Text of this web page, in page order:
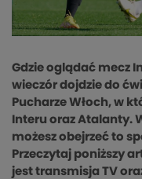
Gdzie oglądać mecz
wieczór dojdzie do
Pucharze Włoch, w
Interu oraz Atalanty.
możesz obejrzeć to
Przeczytaj poniższy
jest transmisja TV